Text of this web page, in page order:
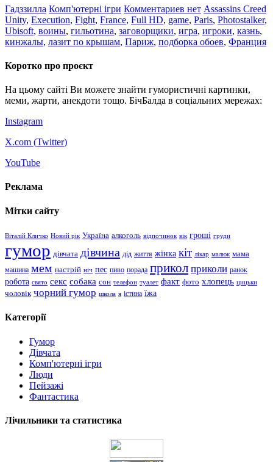
Гадззилла Комп'ютерні ігри Комментариев нет Assassins Creed
Unity, Execution, Fight, France, Full HD, game, Paris, Photostalker,
Ubisoft, воины, гильотина, заговорщики, игра, игроки, казнь,
кинжалы, лазит по крышам, Париж, подборка обоев, Франция
Коротко про проєкт
На цьому сайті Ви можете знайти гумористичні картинки,
меми, жарти, анекдоти тощо. БічБалда в соціальних мережах:
Instagram
X.com (Twitter)
YouTube
Реклама
Мітки сайту
Віталій Кличко Новий рік Україна алкоголь відпочинок вік гроші груди
гумор дівчата дівчина дід життя жінка кіт лікар малюк мама
машина мем настрій ніч пес пиво порада прикол приколи ранок
робота свято секс собака сон телефон туалет факт фото хлопець цицьки
чоловік чорний гумор школа я істина їжа
Категорії
Гумор
Дівчата
Комп'ютерні ігри
Люди
Пейзажі
Фантастика
Лічильники та статистика